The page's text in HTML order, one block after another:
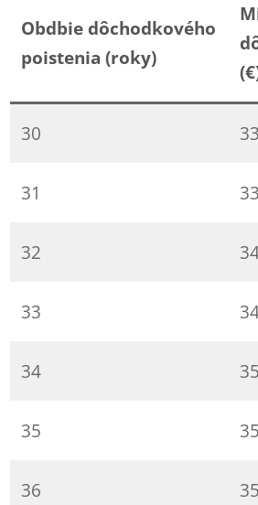
Obdbie dôchodkového
poistenia (roky)
30
31
32
33
34
35
36